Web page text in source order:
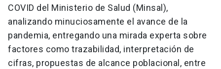
COVID del Ministerio de Salud (Minsal),
analizando minuciosamente el avance de la
pandemia, entregando una mirada experta sobre
factores como trazabilidad, interpretación de
cifras, propuestas de alcance poblacional, entre